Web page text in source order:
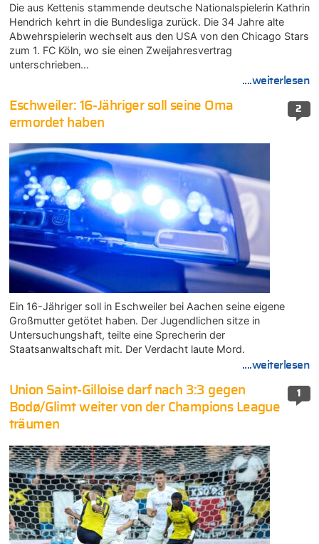
Die aus Kettenis stammende deutsche Nationalspielerin Kathrin
Hendrich kehrt in die Bundesliga zurück. Die 34 Jahre alte
Abwehrspielerin wechselt aus den USA von den Chicago Stars
zum 1. FC Köln, wo sie einen Zweijahresvertrag
unterschrieben…
....weiterlesen
2
Eschweiler: 16-Jähriger soll seine Oma
ermordet haben
Ein 16-Jähriger soll in Eschweiler bei Aachen seine eigene
Großmutter getötet haben. Der Jugendlichen sitze in
Untersuchungshaft, teilte eine Sprecherin der
Staatsanwaltschaft mit. Der Verdacht laute Mord.
....weiterlesen
1
Union Saint-Gilloise darf nach 3:3 gegen
Bodø/Glimt weiter von der Champions League
träumen